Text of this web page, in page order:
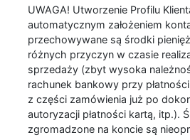
UWAGA! Utworzenie Profilu
automatycznym założeniem
przechowywane są środki
różnych przyczyn w czasie
sprzedaży (zbyt wysoka
rachunek bankowy przy
z części zamówienia już po
autoryzacji płatności kartą, itp.).
zgromadzone na koncie są